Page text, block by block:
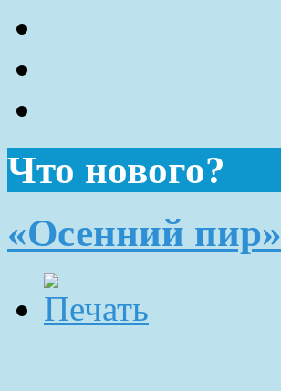
Что нового?
«Осенний пир»